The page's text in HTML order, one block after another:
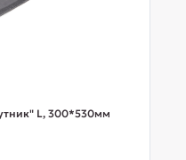
L, 300*530мм